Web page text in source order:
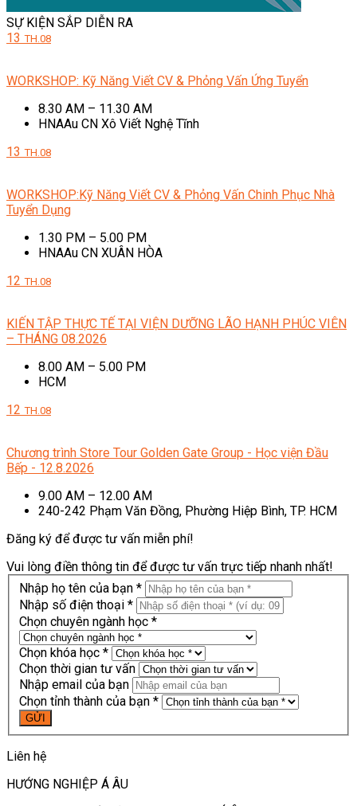
SỰ KIỆN SẮP DIỄN RA
13 TH.08
WORKSHOP: Kỹ Năng Viết CV & Phỏng Vấn Ứng Tuyển
8.30 AM – 11.30 AM
HNAAu CN Xô Viết Nghệ Tĩnh
13 TH.08
WORKSHOP:Kỹ Năng Viết CV & Phỏng Vấn Chinh Phục Nhà
Tuyển Dụng
1.30 PM – 5.00 PM
HNAAu CN XUÂN HÒA
12 TH.08
KIẾN TẬP THỰC TẾ TẠI VIỆN DƯỠNG LÃO HẠNH PHÚC VIÊN
– THÁNG 08.2026
8.00 AM – 5.00 PM
HCM
12 TH.08
Chương trình Store Tour Golden Gate Group - Học viện Đầu
Bếp - 12.8.2026
9.00 AM – 12.00 AM
240-242 Phạm Văn Đồng, Phường Hiệp Bình, TP. HCM
Đăng ký để được tư vấn miễn phí!
Vui lòng điền thông tin để được tư vấn trực tiếp nhanh nhất!
Nhập họ tên của bạn *
Nhập số điện thoại *
Chọn chuyên ngành học *
Chọn khóa học *
Chọn thời gian tư vấn
Nhập email của bạn
Chọn tỉnh thành của bạn *
Liên hệ
HƯỚNG NGHIỆP Á ÂU